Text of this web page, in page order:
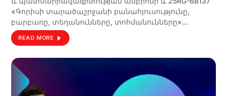
«Գորիսի տարածաշրջանի բանահյուսությունը,
բարբառը, տեղանունները, տոհմանունները»…
READ MORE